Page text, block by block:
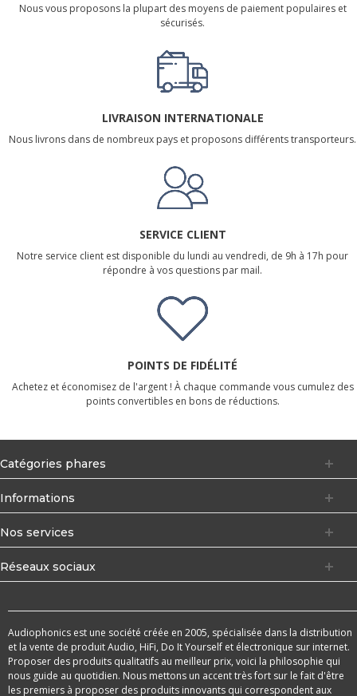
Nous vous proposons la plupart des moyens de paiement populaires et
sécurisés.
LIVRAISON INTERNATIONALE
Nous livrons dans de nombreux pays et proposons différents transporteurs.
SERVICE CLIENT
Notre service client est disponible du lundi au vendredi, de 9h à 17h pour
répondre à vos questions par mail.
POINTS DE FIDÉLITÉ
Achetez et économisez de l'argent ! À chaque commande vous cumulez des
points convertibles en bons de réductions.
Catégories phares
Informations
Nos services
Réseaux sociaux
Audiophonics est une société créée en 2005, spécialisée dans la distribution
et la vente de produit Audio, HiFi, Do It Yourself et électronique sur internet.
Proposer des produits qualitatifs au meilleur prix, voici la philosophie qui
nous guide au quotidien. Nous mettons un accent très fort sur le fait d'être
les premiers à proposer des produits innovants qui correspondent aux